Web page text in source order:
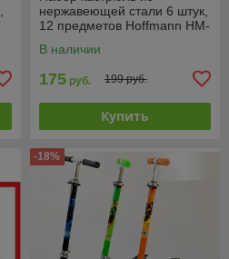
нержавеющей стали 6 штук,
12 предметов Hoffmann HM-
В наличии
175 руб. 199 руб.
Купить
-18%